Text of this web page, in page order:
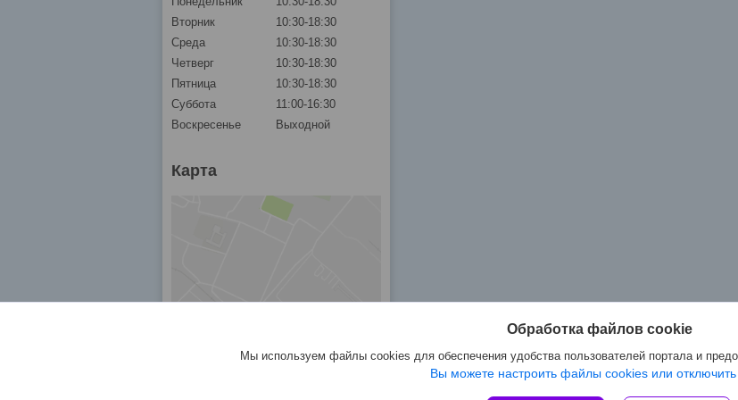
Вторник
10:30-18:30
Среда
10:30-18:30
Четверг
10:30-18:30
Пятница
10:30-18:30
Суббота
11:00-16:30
Воскресенье
Выходной
Карта
Обработка файлов cookie
Мы используем файлы cookies для обеспечения удобства пользователей портала и
Вы можете настроить файлы cookies или отключить